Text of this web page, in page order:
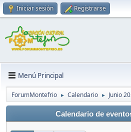
Iniciar sesión Registrarse
Menú Principal
ForumMontefrio ► Calendario ► Junio
Calendario de